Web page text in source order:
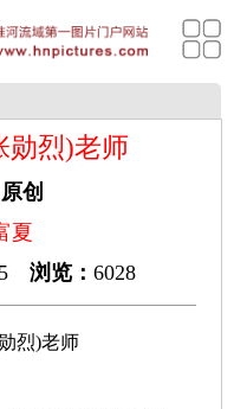
勋烈)老师
原创
夏
浏览：6028
烈)老师